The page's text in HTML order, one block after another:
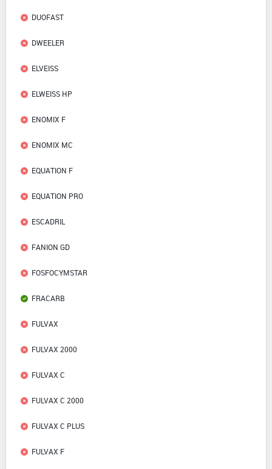
DUOFAST
DWEELER
ELVEISS
ELWEISS HP
ENOMIX F
ENOMIX MC
EQUATION F
EQUATION PRO
ESCADRIL
FANION GD
FOSFOCYMSTAR
FRACARB
FULVAX
FULVAX 2000
FULVAX C
FULVAX C 2000
FULVAX C PLUS
FULVAX F